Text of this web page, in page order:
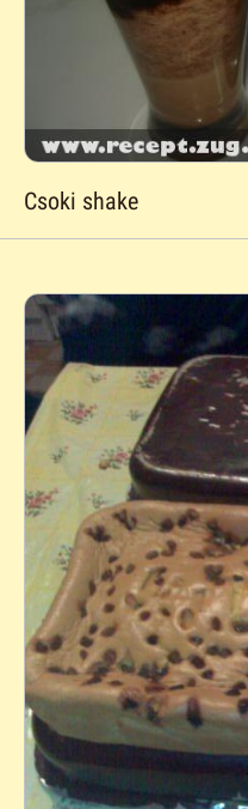
Csoki shake